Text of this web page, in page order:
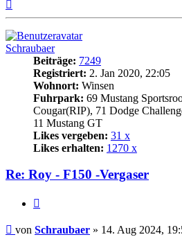
Schraubaer
Beiträge: 7249
Registriert: 2. Jan 2020, 22:05
Wohnort: Winsen
Fuhrpark: 69 Mustang
Cougar(RIP), 71 Dodge
11 Mustang GT
Likes vergeben: 31 x
Likes erhalten: 1270 x
Re: Roy - F150 -Vergaser
Beitrag
von Schraubaer » 14. Aug 2024,